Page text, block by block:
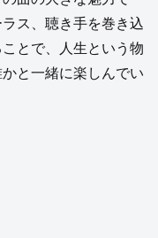
ス、聴き手を巻き込
とで、人生という物
と一緒に楽しんでい